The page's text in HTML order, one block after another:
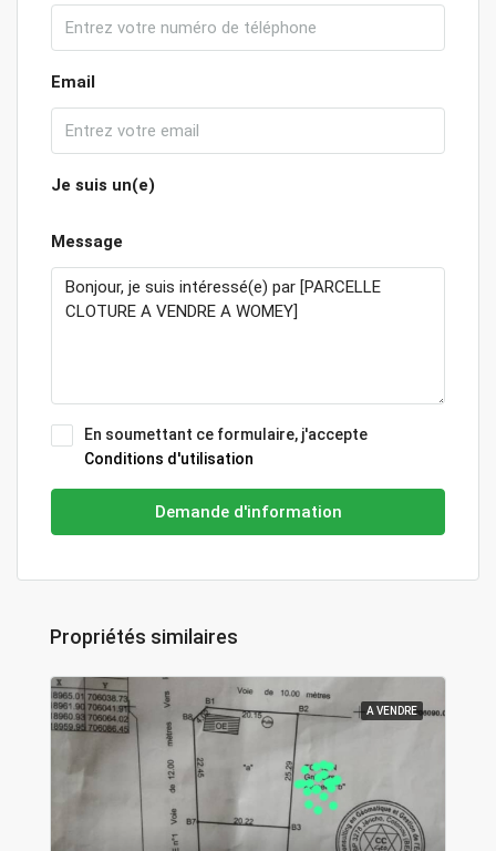
Email
Je suis un(e)
Message
En soumettant ce formulaire, j'accepte
Conditions d'utilisation
Demande d'information
Propriétés similaires
A VENDRE